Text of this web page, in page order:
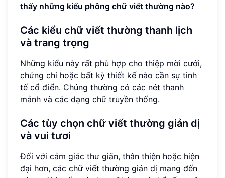
thấy những kiểu phông chữ viết thường nào?
Các kiểu chữ viết thường thanh lịch
và trang trọng
Những kiểu này rất phù hợp cho thiệp mời cưới,
chứng chỉ hoặc bất kỳ thiết kế nào cần sự tinh
tế cổ điển. Chúng thường có các nét thanh
mảnh và các dạng chữ truyền thống.
Các tùy chọn chữ viết thường giản dị
và vui tươi
Đối với cảm giác thư giãn, thân thiện hoặc hiện
đại hơn, các chữ viết thường giản dị mang đến